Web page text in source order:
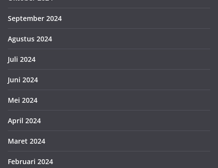
September 2024
Agustus 2024
Juli 2024
Juni 2024
Mei 2024
April 2024
Maret 2024
Februari 2024